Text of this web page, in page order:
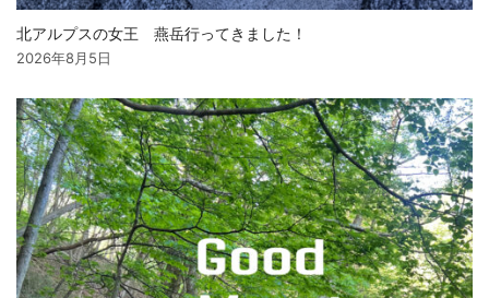
北アルプスの女王 燕岳行ってきました！
2026年8月5日